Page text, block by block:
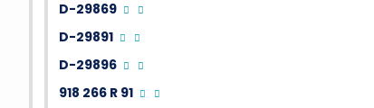
D-29869
D-29891
D-29896
918 266 R 91